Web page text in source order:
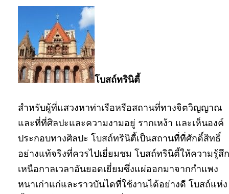
โบสถ์ทรินิตี้
สำหรับผู้ที่แสวงหาท่าเรือหรือสถานที่ทางจิตวิญญาณ
และที่ที่ศิลปะและความงามอยู่ รากเหง้า และเห็นองค์
ประกอบทางศิลปะ โบสถ์ทรินิตี้เป็นสถานที่ที่ศักดิ์สิทธิ์
อย่างแท้จริงที่ควรไปเยี่ยมชม โบสถ์ทรินิตี้ให้ความรู้สึก
เหนือกาลเวลาอันยอดเยี่ยมซึ่งแผ่ออกมาจากกำแพง
หนาเก่าแก่และราวบันไดที่ใช้งานได้อย่างดี โบสถ์แห่ง